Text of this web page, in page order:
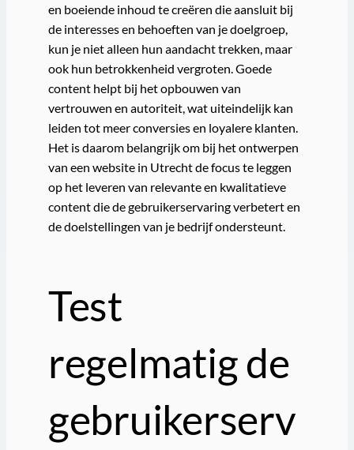
en boeiende inhoud te creëren die aansluit bij
de interesses en behoeften van je doelgroep,
kun je niet alleen hun aandacht trekken, maar
ook hun betrokkenheid vergroten. Goede
content helpt bij het opbouwen van
vertrouwen en autoriteit, wat uiteindelijk kan
leiden tot meer conversies en loyalere klanten.
Het is daarom belangrijk om bij het ontwerpen
van een website in Utrecht de focus te leggen
op het leveren van relevante en kwalitatieve
content die de gebruikerservaring verbetert en
de doelstellingen van je bedrijf ondersteunt.
Test
regelmatig de
gebruikerserv